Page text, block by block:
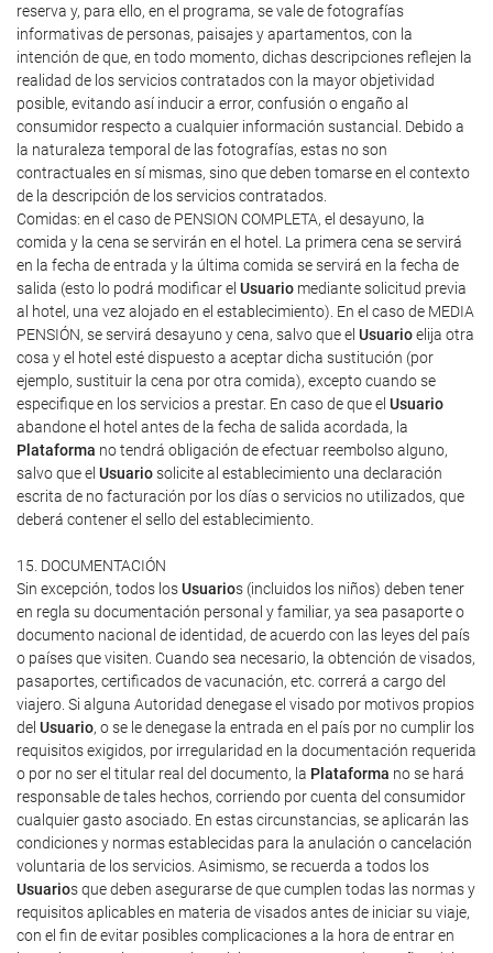
reserva y, para ello, en el programa, se vale de fotografías
informativas de personas, paisajes y apartamentos, con la
intención de que, en todo momento, dichas descripciones reflejen la
realidad de los servicios contratados con la mayor objetividad
posible, evitando así inducir a error, confusión o engaño al
consumidor respecto a cualquier información sustancial. Debido a
la naturaleza temporal de las fotografías, estas no son
contractuales en sí mismas, sino que deben tomarse en el contexto
de la descripción de los servicios contratados.
Comidas: en el caso de PENSION COMPLETA, el desayuno, la
comida y la cena se servirán en el hotel. La primera cena se servirá
en la fecha de entrada y la última comida se servirá en la fecha de
salida (esto lo podrá modificar el Usuario mediante solicitud previa
al hotel, una vez alojado en el establecimiento). En el caso de MEDIA
PENSIÓN, se servirá desayuno y cena, salvo que el Usuarioelija otra
cosa y el hotel esté dispuesto a aceptar dicha sustitución (por
ejemplo, sustituir la cena por otra comida), excepto cuando se
especifique en los servicios a prestar. En caso de que el Usuario
abandone el hotel antes de la fecha de salida acordada, la
Plataforma no tendrá obligación de efectuar reembolso alguno,
salvo que el Usuariosolicite al establecimiento una declaración
escrita de no facturación por los días o servicios no utilizados, que
deberá contener el sello del establecimiento.
15. DOCUMENTACIÓN
Sin excepción, todos losUsuarios (incluidos los niños) deben tener
en regla su documentación personal y familiar, ya sea pasaporte o
documento nacional de identidad, de acuerdo con las leyes del país
o países que visiten. Cuando sea necesario, la obtención de visados,
pasaportes, certificados de vacunación, etc. correrá a cargo del
viajero. Si alguna Autoridad denegase el visado por motivos propios
del Usuario, o se le denegase la entrada en el país por no cumplir los
requisitos exigidos, por irregularidad en la documentación requerida
o por no ser el titular real del documento, la Plataforma no se hará
responsable de tales hechos, corriendo por cuenta del consumidor
cualquier gasto asociado. En estas circunstancias, se aplicarán las
condiciones y normas establecidas para la anulación o cancelación
voluntaria de los servicios. Asimismo, se recuerda a todos los
Usuarios que deben asegurarse de que cumplen todas las normas y
requisitos aplicables en materia de visados antes de iniciar su viaje,
con el fin de evitar posibles complicaciones a la hora de entrar en